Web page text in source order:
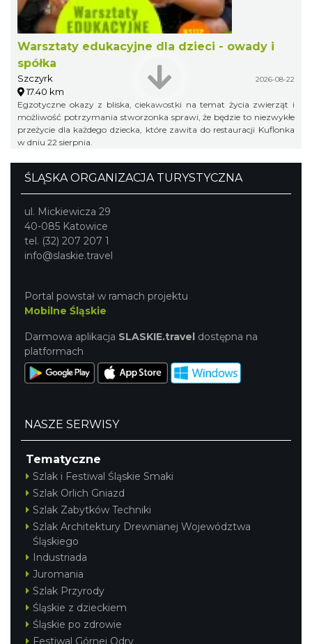
Warsztaty edukacyjne dla dzieci - owady i
spółka
Szczyrk 2026-08-22
17.40 km
Egzotyczne okazy z bliska, ciekawostki na temat życia zwierząt i
możliwość potrzymania stworzonka sprawi, że będzie to niezwykłe
przeżycie dla każdego dziecka, które zawita do restauracji Kuflonka
w dniu 22 sierpnia.
ŚLĄSKA ORGANIZACJA TURYSTYCZNA
ul. Mickiewicza 29
40-085 Katowice
tel. (32) 207 207 1
info@slaskie.travel
Portal powstał w ramach projektu
Mobilne Śląskie
Darmowa aplikacja SLASKIE.travel dostępna na
platformach
NASZE SERWISY
Tematyczne
Szlak i Festiwal Śląskie Smaki
Szlak Orlich Gniazd
Szlak Zabytków Techniki
Szlak Architektury Drewnianej Województwa
Śląskiego
Industriada
Juromania
Szlak Przyrody
Śląskie z dzieckiem
Śląskie po zdrowie
Festiwal Górnej Odry